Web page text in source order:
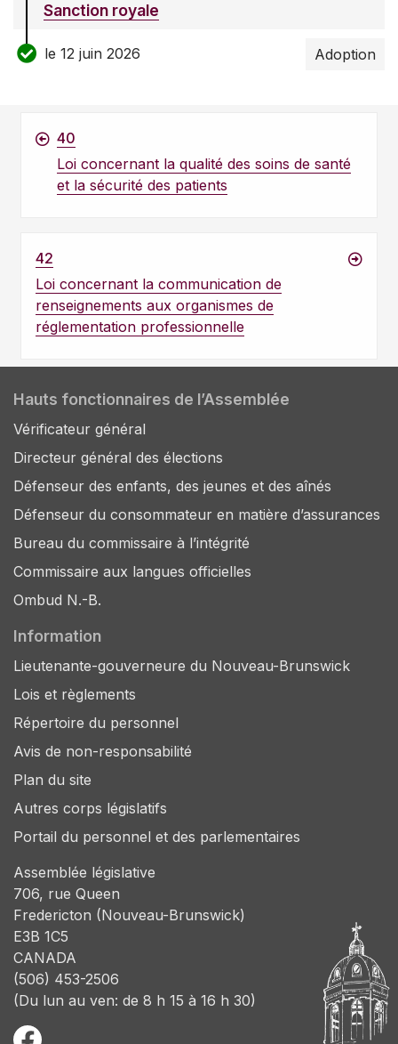
Sanction royale
le 12 juin 2026 Adoption
40
Loi concernant la qualité des soins de santé
et la sécurité des patients
42
Loi concernant la communication de
renseignements aux organismes de
réglementation professionnelle
Hauts fonctionnaires de l’Assemblée
Vérificateur général
Directeur général des élections
Défenseur des enfants, des jeunes et des aînés
Défenseur du consommateur en matière d’assurances
Bureau du commissaire à l’intégrité
Commissaire aux langues officielles
Ombud N.-B.
Information
Lieutenante-gouverneure du Nouveau-Brunswick
Lois et règlements
Répertoire du personnel
Avis de non-responsabilité
Plan du site
Autres corps législatifs
Portail du personnel et des parlementaires
Assemblée législative
706, rue Queen
Fredericton (Nouveau-Brunswick)
E3B 1C5
CANADA
(506) 453-2506
(Du lun au ven: de 8 h 15 à 16 h 30)